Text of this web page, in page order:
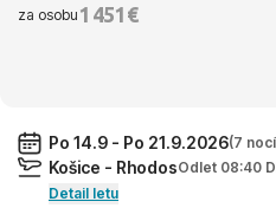
za osobu 1 451 €
Po 14.9 - Po 21.9.2026(7
Košice - RhodosOdlet 08:40
Detail letu